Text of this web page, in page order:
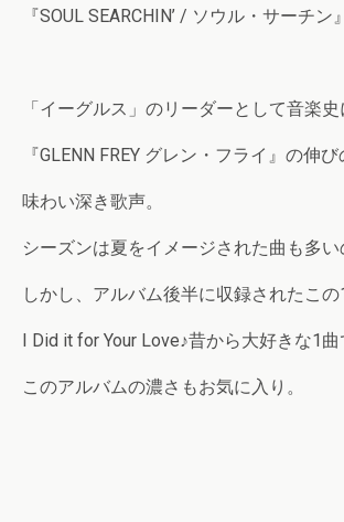
『SOUL SEARCHIN’ / ソウル・サーチン』
「イーグルス」のリーダーとして音楽
『GLENN FREY グレン・フライ』の伸
味わい深き歌声。
シーズンは夏をイメージされた曲も多い
しかし、アルバム後半に収録されたこの
I Did it for Your Love♪昔から大好きな1曲
このアルバムの濃さもお気に入り。